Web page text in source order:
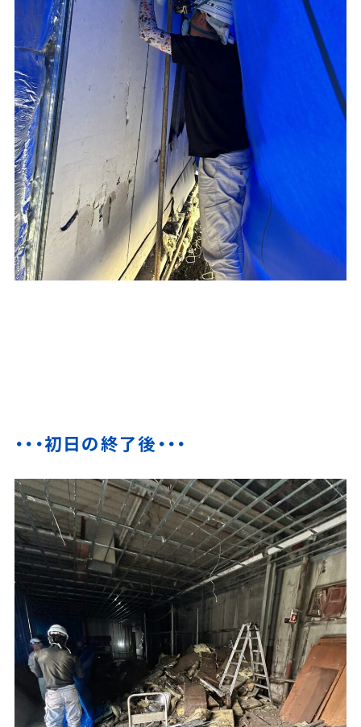
・・・初日の終了後・・・